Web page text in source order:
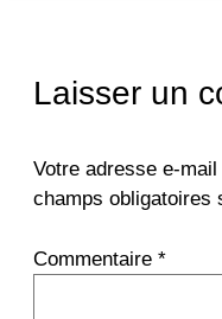
Laisser un
Votre adresse e-
champs obligatoires
Commentaire *